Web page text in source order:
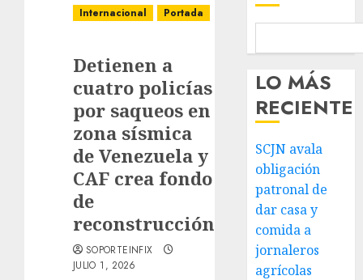
Internacional Portada
Detienen a
cuatro policías
por saqueos en
zona sísmica
de Venezuela y
CAF crea fondo
de
reconstrucción
SOPORTEINFIX
JULIO 1, 2026
LO MÁS
RECIENTE
SCJN avala
obligación
patronal de
dar casa y
comida a
jornaleros
agrícolas